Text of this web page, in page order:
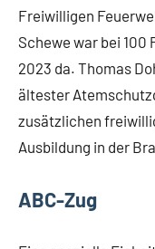
Freiwilligen
Schewe war bei
2023 da. Thomas
ältester
zusätzlichen
Ausbildung in der
ABC-Zug